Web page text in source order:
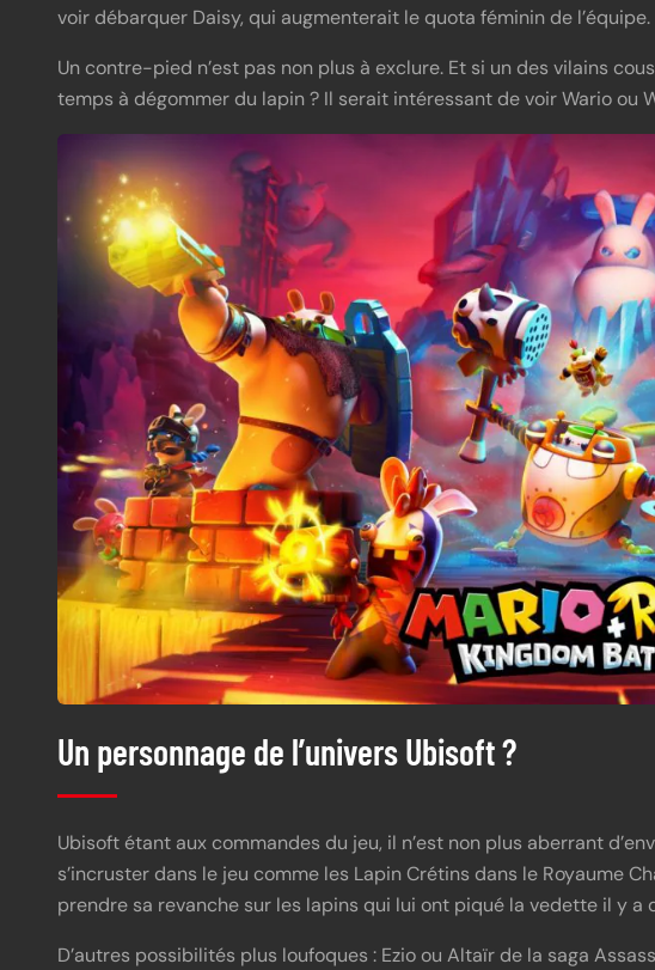
voir débarquer Daisy, qui augmenterait le quota féminin de l’équipe.
Un contre-pied n’est pas non plus à exclure. Et si un des vilains
temps à dégommer du lapin ? Il serait intéressant de voir Wario ou
Un personnage de l’univers Ubisoft ?
Ubisoft étant aux commandes du jeu, il n’est non plus aberrant
s’incruster dans le jeu comme les Lapin Crétins dans le Royaume
prendre sa revanche sur les lapins qui lui ont piqué la vedette il y a
D’autres possibilités plus loufoques : Ezio ou Altaïr de la saga